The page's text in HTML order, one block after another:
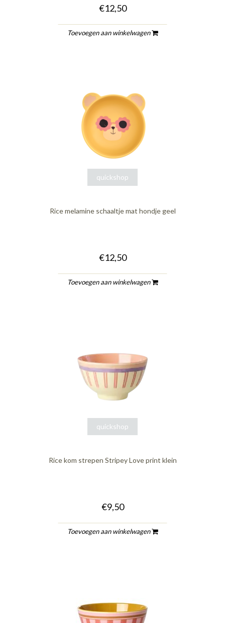
€12,50
Toevoegen aan winkelwagen
quickshop
Rice melamine schaaltje mat hondje geel
€12,50
Toevoegen aan winkelwagen
quickshop
Rice kom strepen Stripey Love print klein
€9,50
Toevoegen aan winkelwagen